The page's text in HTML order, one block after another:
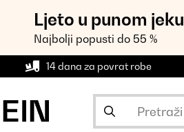
Ljeto u punom jeku
Najbolji popusti do 55 %
14 dana za povrat robe